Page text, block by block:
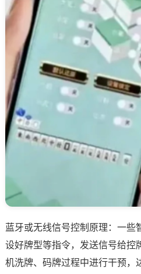
蓝牙或无线信号控制原理：一
设好牌型等指令，发送信号给控
机洗牌、码牌过程中进行干预，